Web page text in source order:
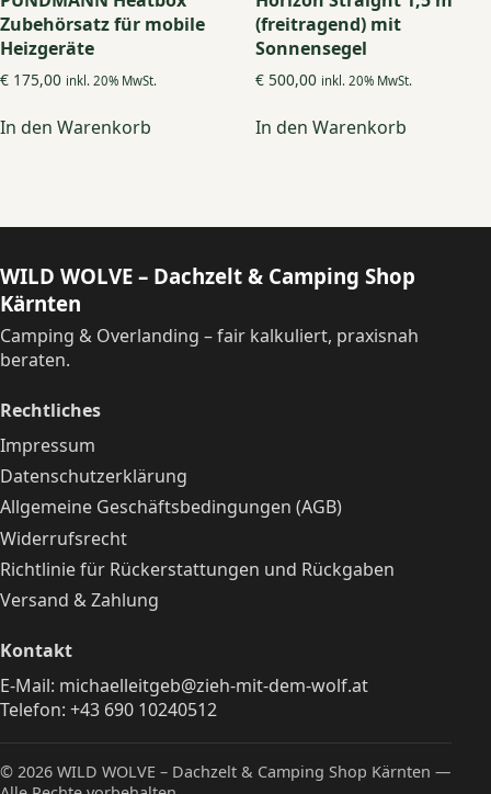
Produktseite
Zubehörsatz für mobile
Heizgeräte
€ 175,00 inkl. 20% MwSt.
In den Warenkorb
(freitragend) mit
Sonnensegel
€500,00 inkl. 20% MwSt.
In den Warenkorb
WILD WOLVE – Dachzelt & Camping Shop
Kärnten
Camping & Overlanding – fair kalkuliert, praxisnah
beraten.
Rechtliches
Impressum
Datenschutzerklärung
Allgemeine Geschäftsbedingungen (AGB)
Widerrufsrecht
Richtlinie für Rückerstattungen und Rückgaben
Versand & Zahlung
Kontakt
E-Mail: michaelleitgeb@zieh-mit-dem-wolf.at
Telefon: +43 690 10240512
© 2026 WILD WOLVE – Dachzelt & Camping Shop Kärnten —